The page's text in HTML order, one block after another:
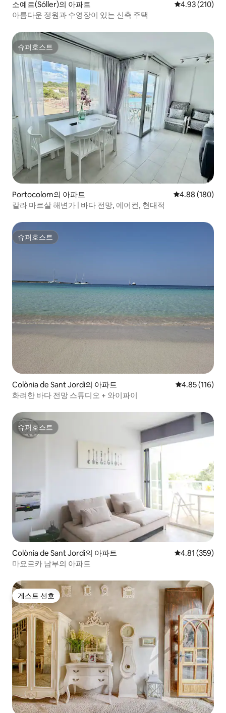
소예르(Sóller)의 아파트 평점 4.93점(5
4.93 (210)
아름다운 정원과 수영장이 있는 신축 주택
슈퍼호스트
슈퍼호스트
Portocolom의 아파트 평점 4.88점(5
4.88 (180)
칼라 마르살 해변가 | 바다 전망, 에어컨, 현대적
슈퍼호스트
슈퍼호스트
Colònia de Sant Jordi의 아파트 평점 4.85점(5
4.85 (116)
화려한 바다 전망 스튜디오 + 와이파이
슈퍼호스트
슈퍼호스트
Colònia de Sant Jordi의 아파트 평점 4.81점(5
4.81 (359)
마요르카 남부의 아파트
게스트 선호
게스트 선호